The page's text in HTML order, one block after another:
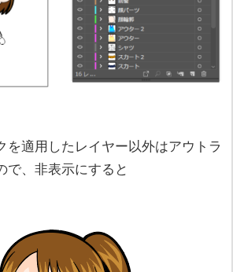
を適用したレイヤー以外はアウトラ
で、非表示にすると